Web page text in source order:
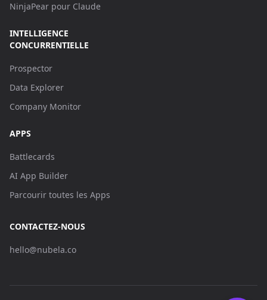
NinjaPear pour Claude
INTELLIGENCE
CONCURRENTIELLE
Prospector
Data Explorer
Company Monitor
APPS
Battlecards
AI App Builder
Parcourir toutes les Apps
CONTACTEZ-NOUS
hello@nubela.co